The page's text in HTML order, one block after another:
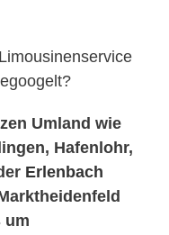
Umland wie
Hafenlohr,
Erlenbach
um